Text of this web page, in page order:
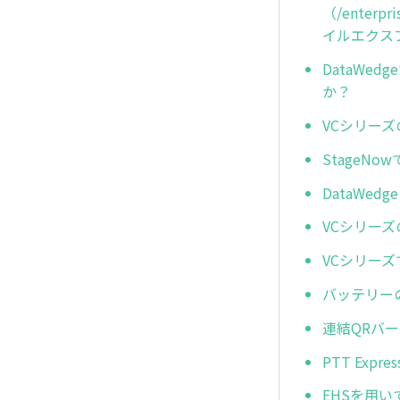
（/
イルエクス
か？
VCシリー
StageNow
VCシリー
VCシリー
バッテリー
連結QRバ
PTT
EHSを用